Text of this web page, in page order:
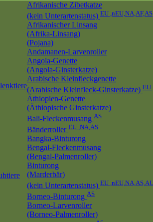
Afrikanische Zibetkatze
(kein Unterartenstatus) EU ,nEU,NA,AF,AS
Afrikanischer Linsang
(Afrika-Linsang)
(Pojana)
Andamanen-Larvenroller
Angola-Genette
(Angola-Ginsterkatze)
Arabische Kleinfleckgenette
(Arabische Kleinfleck-Ginsterkatze) EU
Äthiopien-Genette
(Äthiopische Ginsterkatze)
Bali-Fleckenmusang AS
Bänderroller EU ,NA,AS
Bangka-Binturong
Bengal-Fleckenmusang
(Bengal-Palmenroller)
Binturong
(Marderbär)
(kein Unterartenstatus) EU
Borneo-Binturong AS
Borneo-Larvenroller
(Borneo-Palmenroller)